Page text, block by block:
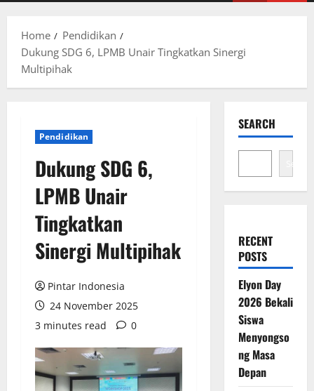
Home
Pendidikan
Dukung SDG 6, LPMB Unair Tingkatkan Sinergi
Multipihak
Pendidikan
Dukung SDG 6,
LPMB Unair
Tingkatkan
Sinergi Multipihak
Pintar Indonesia
24 November 2025
3 minutes read
0
SEARCH
Search
RECENT
POSTS
Elyon Day
2026 Bekali
Siswa
Menyongso
ng Masa
Depan